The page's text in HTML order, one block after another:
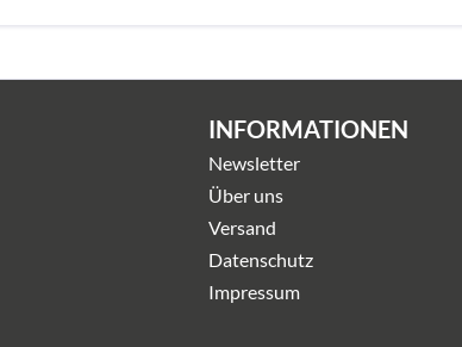
INFORMATIONEN
Newsletter
Über uns
Versand
Datenschutz
Impressum